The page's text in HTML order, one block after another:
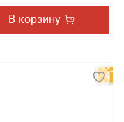
В корзину